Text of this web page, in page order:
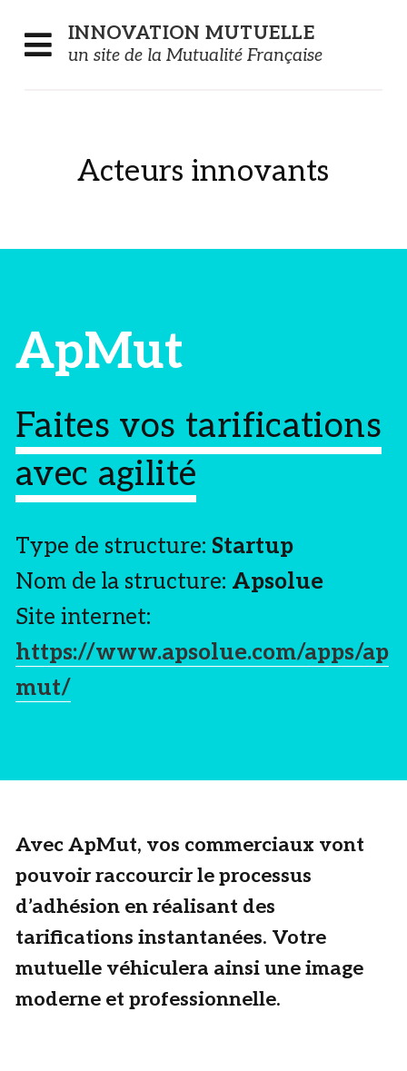
INNOVATION MUTUELLE
un site de la Mutualité Française
Acteurs innovants
ApMut
Faites vos tarifications
avec agilité
Type de structure: Startup
Nom de la structure: Apsolue
Site internet:
https://www.apsolue.com/apps/ap
mut/
Avec ApMut, vos commerciaux vont
pouvoir raccourcir le processus
d’adhésion en réalisant des
tarifications instantanées. Votre
mutuelle véhiculera ainsi une image
moderne et professionnelle.